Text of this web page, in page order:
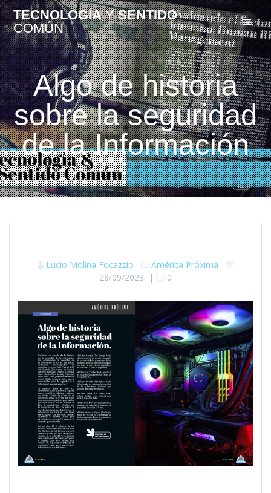
TECNOLOGÍAYSENTIDO
COMÚN
Algo de historia
sobre la seguridad
de la Información
Lucio Molina Focazzio
América Próxima
28/09/2023 | 0